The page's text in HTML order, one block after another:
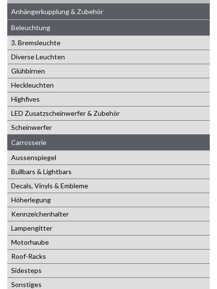
Anhängerkupplung & Zubehör
Beleuchtung
3. Bremsleuchte
Diverse Leuchten
Glühbirnen
Heckleuchten
Highfives
LED Zusatzscheinwerfer & Zubehör
Scheinwerfer
Carrosserie
Aussenspiegel
Bullbars & Lightbars
Decals, Vinyls & Embleme
Höherlegung
Kennzeichenhalter
Lampengitter
Motorhaube
Roof-Racks
Sidesteps
Sonstiges